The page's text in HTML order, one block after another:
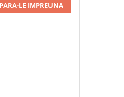
LE IMPREUNA